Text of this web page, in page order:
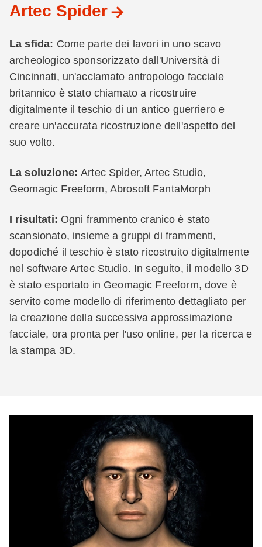
Artec Spider
La sfida: Come parte dei lavori in uno scavo
archeologico sponsorizzato dall'Università di
Cincinnati, un'acclamato antropologo facciale
britannico è stato chiamato a ricostruire
digitalmente il teschio di un antico guerriero e
creare un'accurata ricostruzione dell'aspetto del
suo volto.
La soluzione:Artec Spider, Artec Studio,
Geomagic Freeform, Abrosoft FantaMorph
I risultati: Ogni frammento cranico è stato
scansionato, insieme a gruppi di frammenti,
dopodiché il teschio è stato ricostruito digitalmente
nel software Artec Studio. In seguito, il modello 3D
è stato esportato in Geomagic Freeform, dove è
servito come modello di riferimento dettagliato per
la creazione della successiva approssimazione
facciale, ora pronta per l'uso online, per la ricerca e
la stampa 3D.